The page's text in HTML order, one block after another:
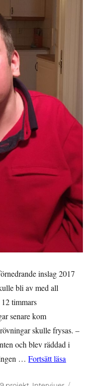
inslag 2017
bli av med all
timmars
senare kom
skulle frysas. –
och blev räddad i
…Fortsätt läsa